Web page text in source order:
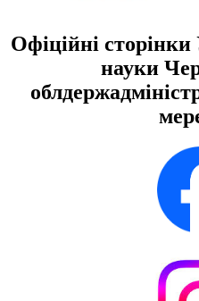
Офіційні сторінки
науки